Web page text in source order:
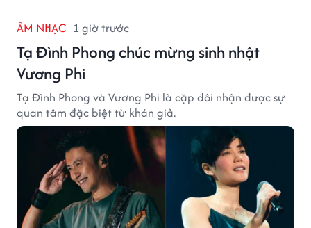
ÂM NHẠC 1 giờ trước
Tạ Đình Phong chúc mừng sinh nhật
Vương Phi
Tạ Đình Phong và Vương Phi là cặp đôi nhận được sự
quan tâm đặc biệt từ khán giả.